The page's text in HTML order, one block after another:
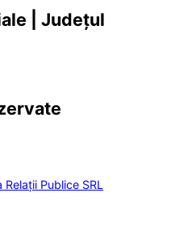
| Județul
Relații Publice SRL